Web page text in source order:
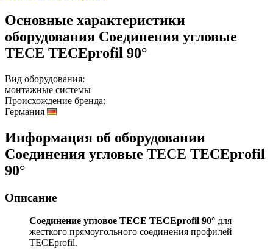
Основные характеристики
оборудования Соединения угловые
TECE TECEprofil 90°
Вид оборудования:
монтажные системы
Происхождение бренда:
Германия
Информация об оборудовании
Соединения угловые TECE TECEprofil
90°
Описание
Соединение угловое TECE TECEprofil 90° для
жесткого прямоугольного соединения профилей
TECEprofil.